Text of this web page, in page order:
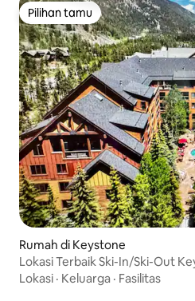
Pilihan tamu
Pilihan tamu
Rumah di Keystone
Lokasi Terbaik Ski-In/Ski-Out
Lokasi · Keluarga · Fasilitas